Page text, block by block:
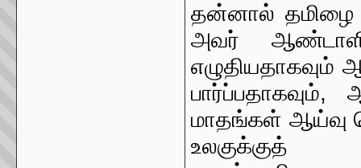
தன்னால் தமிழை
அவர்
மாதங்கள் ஆய்வு